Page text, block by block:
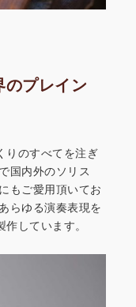
プレイン
りのすべてを注ぎ
国内外のソリス
もご愛用頂いてお
らゆる演奏表現を
作しています。